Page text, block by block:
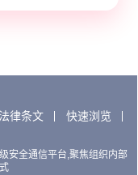
法律条文
快速浏览
安全通信平台,聚焦组织内部